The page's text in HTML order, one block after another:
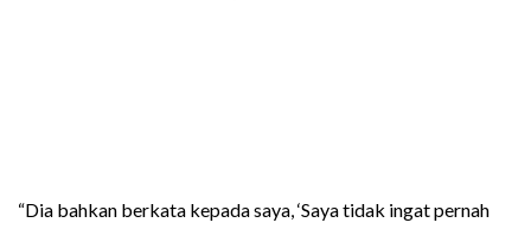
“Dia bahkan berkata kepada saya, ‘Saya tidak ingat pernah